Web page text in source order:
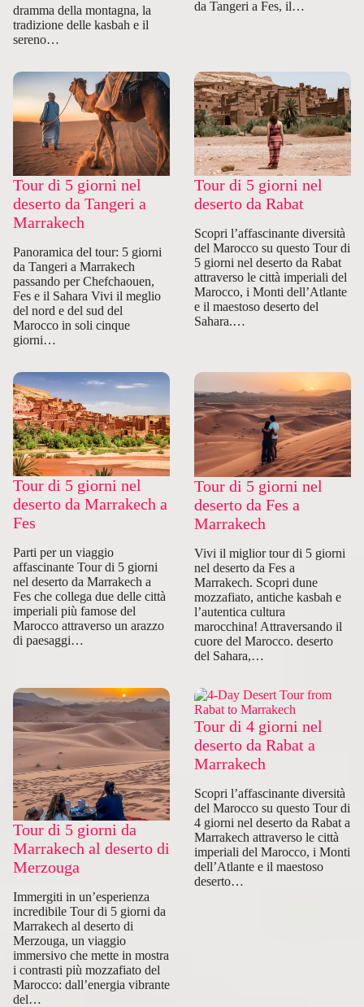
dramma della montagna, la
tradizione delle kasbah e il
sereno…
da Tangeri a Fes, il…
Tour di 5 giorni nel
deserto da Tangeri a
Marrakech
Panoramica del tour: 5 giorni
da Tangeri a Marrakech
passando per Chefchaouen,
Fes e il Sahara Vivi il meglio
del nord e del sud del
Marocco in soli cinque
giorni…
Tour di 5 giorni nel
deserto da Rabat
Scopri l’affascinante diversità
del Marocco su questo Tour di
5 giorni nel deserto da Rabat
attraverso le città imperiali del
Marocco, i Monti dell’Atlante
e il maestoso deserto del
Sahara.…
Tour di 5 giorni nel
deserto da Marrakech a
Fes
Parti per un viaggio
affascinante Tour di 5 giorni
nel deserto da Marrakech a
Fes che collega due delle città
imperiali più famose del
Marocco attraverso un arazzo
di paesaggi…
Tour di 5 giorni nel
deserto da Fes a
Marrakech
Vivi il miglior tour di 5 giorni
nel deserto da Fes a
Marrakech. Scopri dune
mozzafiato, antiche kasbah e
l’autentica cultura
marocchina! Attraversando il
cuore del Marocco. deserto
del Sahara,…
Tour di 5 giorni da
Marrakech al deserto di
Merzouga
Immergiti in un’esperienza
incredibile Tour di 5 giorni da
Marrakech al deserto di
Merzouga, un viaggio
immersivo che mette in mostra
i contrasti più mozzafiato del
Marocco: dall’energia vibrante
del…
Tour di 4 giorni nel
deserto da Rabat a
Marrakech
Scopri l’affascinante diversità
del Marocco su questo Tour di
4 giorni nel deserto da Rabat a
Marrakech attraverso le città
imperiali del Marocco, i Monti
dell’Atlante e il maestoso
deserto…